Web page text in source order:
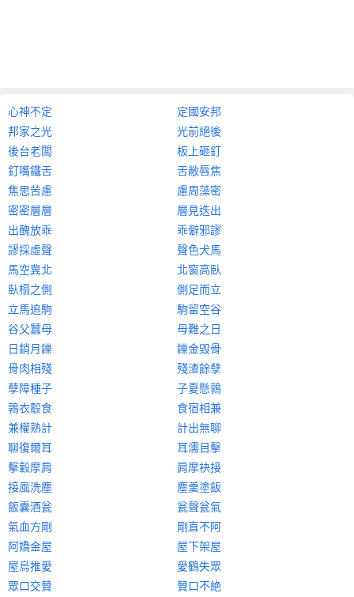
心神不定
定國安邦
邦家之光
光前絕後
後台老闆
板上砸釘
釘嘴鐵舌
舌敝唇焦
焦思苦慮
慮周藻密
密密層層
層見迭出
出醜放乖
乖僻邪謬
謬採虛聲
聲色犬馬
馬空冀北
北窗高臥
臥榻之側
側足而立
立馬追駒
駒留空谷
谷父蠶母
母難之日
日銷月鑠
鑠金毀骨
骨肉相殘
殘渣餘孽
孽障種子
子夏懸鶉
鶉衣鷇食
食宿相兼
兼權熟計
計出無聊
聊復爾耳
耳濡目擊
擊轂摩肩
肩摩袂接
接風洗塵
塵羹塗飯
飯囊酒瓮
瓮聲瓮氣
氣血方剛
剛直不阿
阿嬌金屋
屋下架屋
屋烏推愛
愛鶴失眾
眾口交贊
贊口不絶